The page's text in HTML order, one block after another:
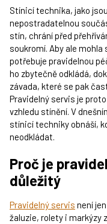
Stínicí technika, jako
nepostradatelnou
stín, chrání před
soukromí. Aby ale
potřebuje pravidelnou
ho zbytečně odkládá,
závada, které se pak
Pravidelný servis je
vzhledu stínění. V
stínicí techniky obnáší,
neodkládat.
Proč je
důležitý
Pravidelný servis není
žaluzie, rolety i markýzy